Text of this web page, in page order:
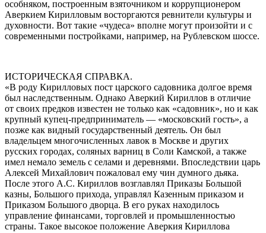
особняком, построенным взяточником и коррупционером
Аверкием Кирилловым восторгаются ревнители культуры и
духовности. Вот такие «чудеса» вполне могут произойти и с
современными постройками, например, на Рублевском шоссе.
ИСТОРИЧЕСКАЯ СПРАВКА.
«В роду Кирилловых пост царского садовника долгое время
был наследственным. Однако Аверкий Кириллов в отличие
от своих предков известен не только как «садовник», но и как
крупный купец-предприниматель — «московский гость», а
позже как видный государственный деятель. Он был
владельцем многочисленных лавок в Москве и других
русских городах, соляных варниц в Соли Камской, а также
имел немало земель с селами и деревнями. Впоследствии царь
Алексей Михайлович пожаловал ему чин думного дьяка.
После этого А.С. Кириллов возглавлял Приказы Большой
казны, Большого прихода, управлял Казенным приказом и
Приказом Большого дворца. В его руках находилось
управление финансами, торговлей и промышленностью
страны. Такое высокое положение Аверкия Кириллова